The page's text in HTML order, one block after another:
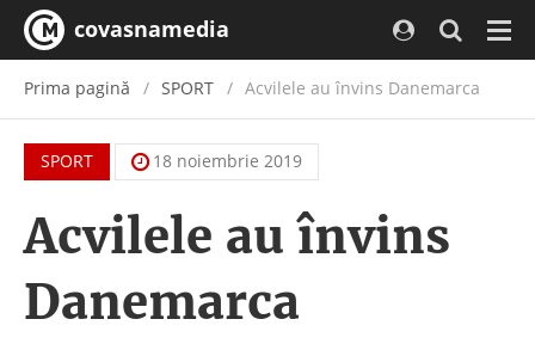
covasnamedia
Prima pagină SPORT Acvilele au învins Danemarca
SPORT 18 noiembrie 2019
Acvilele au învins
Danemarca